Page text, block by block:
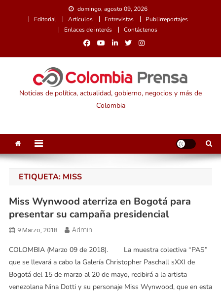
domingo, agosto 09, 2026
Editorial
Artículos Entrevistas
Publirreportajes
Enlaces de interés
Contáctenos
Noticias de política, actualidad, gobierno, negocios y más de
Colombia
ETIQUETA: MISS
Miss Wynwood aterriza en Bogotá para
presentar su campaña presidencial
9 Marzo, 2018 Admin
COLOMBIA (Marzo 09 de 2018). La muestra colectiva “PAS”
que se llevará a cabo la Galería Christopher Paschall sXXI de
Bogotá del 15 de marzo al 20 de mayo, recibirá a la artista
venezolana Nina Dotti y su personaje Miss Wynwood, que en esta